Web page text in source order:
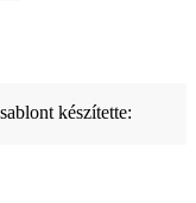
készítette: